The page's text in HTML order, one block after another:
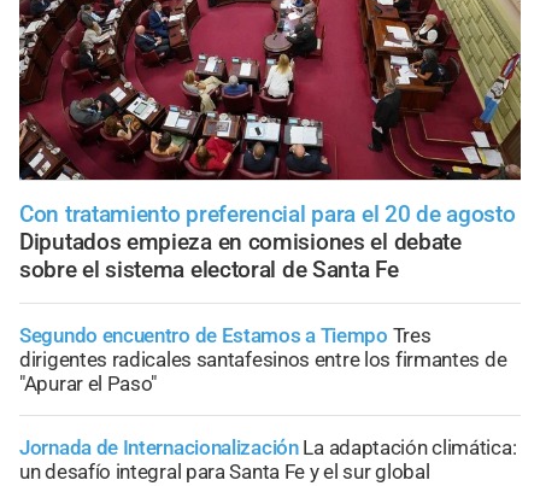
Con tratamiento preferencial para el 20 de agosto
Diputados empieza en comisiones el debate
sobre el sistema electoral de Santa Fe
Segundo encuentro de Estamos a Tiempo Tres
dirigentes radicales santafesinos entre los firmantes de
"Apurar el Paso"
Jornada de Internacionalización La adaptación climática:
un desafío integral para Santa Fe y el sur global